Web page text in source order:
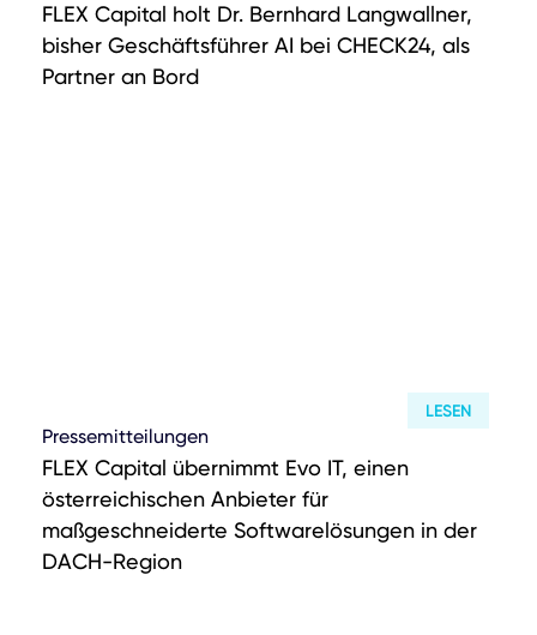
FLEX Capital holt Dr. Bernhard Langwallner,
bisher Geschäftsführer AI bei CHECK24, als
Partner an Bord
LESEN
Pressemitteilungen
FLEX Capital übernimmt Evo IT, einen
österreichischen Anbieter für
maßgeschneiderte Softwarelösungen in der
DACH-Region